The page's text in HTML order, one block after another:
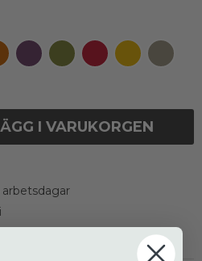
I VARUKORGEN
arbetsdagar